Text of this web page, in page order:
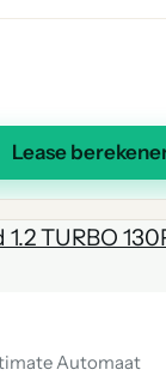
Lease
Automaat